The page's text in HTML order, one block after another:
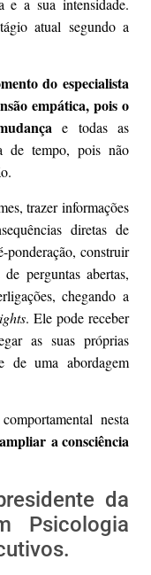
e a sua intensidade.
atual segundo a
do especialista
empática, pois o
e todas as
de tempo, pois não
trazer informações
diretas de
ponderação, construir
perguntas abertas,
chegando a
. Ele pode receber
as suas próprias
de uma abordagem
nesta
a consciência
da
Psicologia